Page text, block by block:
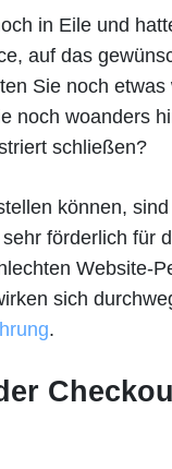
in Eile und
auf das
Sie noch etwas
noch woanders
schließen?
können,
förderlich für
Website-
sich
.